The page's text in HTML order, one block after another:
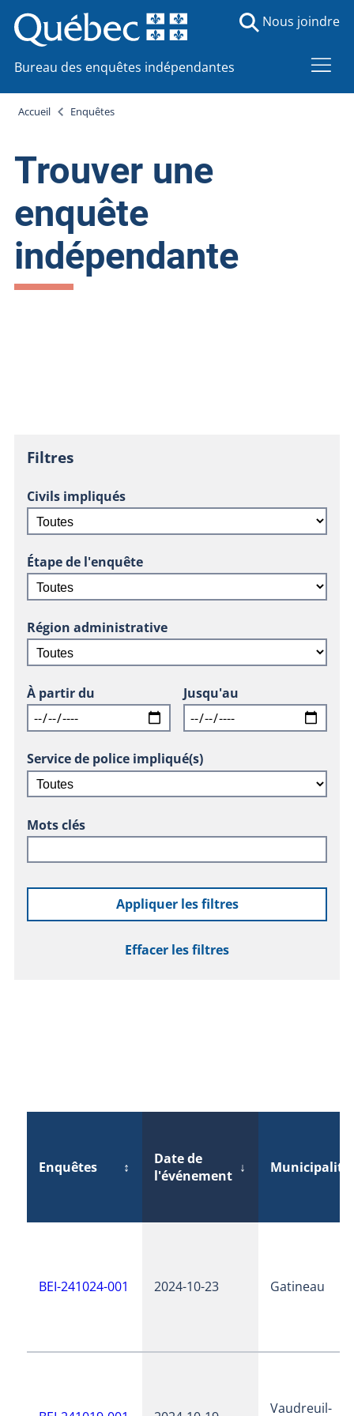
Bureau des enquêtes indépendantes
Nous joindre
Accueil Enquêtes
Trouver une
enquête
indépendante
Filtres
Civils impliqués
Étape de l'enquête
Région administrative
À partir du Jusqu'au
Service de police impliqué(s)
Mots clés
Appliquer les filtres
Effacer les filtres
Enquêtes ↕
Date de
l'événement ↓ Municipalité
BEI-241024-001 2024-10-23 Gatineau
Vaudreuil-